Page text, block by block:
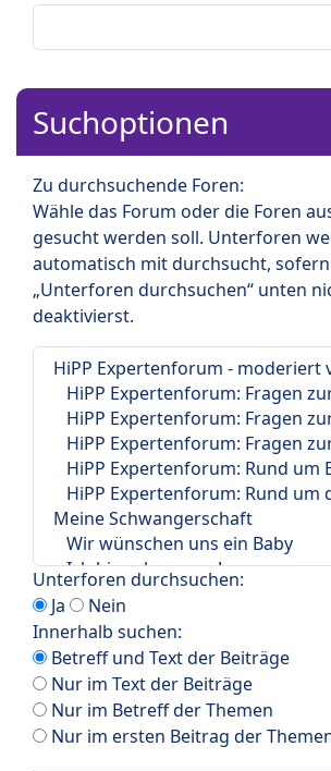
Suchoptionen
Zu durchsuchende Foren:
Wähle das Forum oder die Foren
gesucht werden soll. Unterforen
automatisch mit durchsucht,
„Unterforen durchsuchen“ unten
deaktivierst.
Unterforen durchsuchen:
Ja
Nein
Innerhalb suchen:
Betreff und Text der Beiträge
Nur im Text der Beiträge
Nur im Betreff der Themen
Nur im ersten Beitrag der